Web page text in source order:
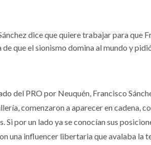
dice que quiere trabajar para que
que el sionismo domina al mundo y
del PRO por Neuquén, Francisco
comenzaron a aparecer en cadena,
Si por un lado ya se conocían sus
una influencer libertaria que avalaba la